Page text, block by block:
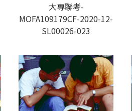
大專聯考-
MOFA109179CF-2020-12-
SL00026-023